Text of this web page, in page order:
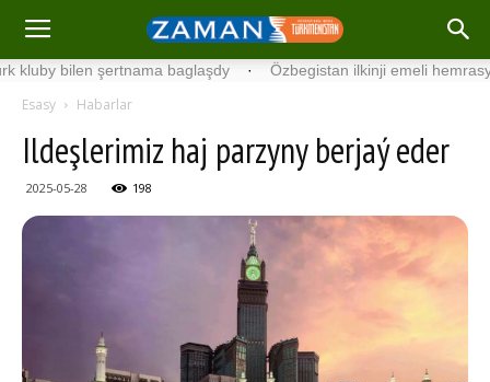
bilen şertnama baglaşdy · Özbegistan ilkinji emeli hemrasyny
Esasy Habarlar
Ildeşlerimiz haj parzyny berjaý eder
2025-05-28 198